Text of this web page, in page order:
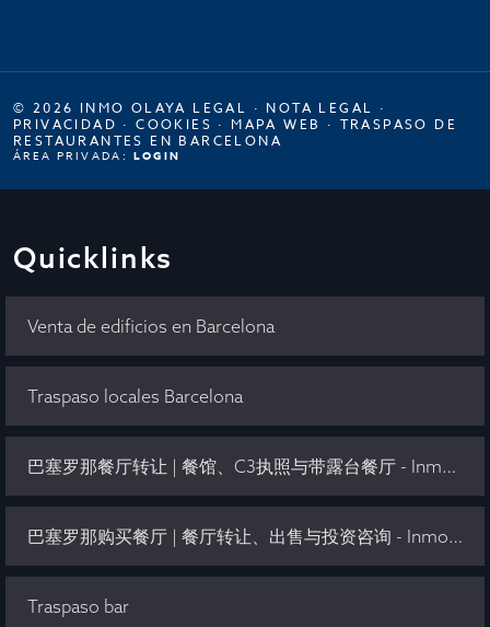
© 2026 INMO OLAYA LEGAL · NOTA LEGAL ·
PRIVACIDAD ·COOKIES · MAPA WEB · TRASPASO DE
RESTAURANTES EN BARCELONA
ÁREA PRIVADA: LOGIN
Quicklinks
Venta de edificios en Barcelona
Traspaso locales Barcelona
巴塞罗那餐厅转让 | 餐馆、C3执照与带露台餐厅 - Inmo Olaya
巴塞罗那购买餐厅 | 餐厅转让、出售与投资咨询 - Inmo Olaya
Traspaso bar